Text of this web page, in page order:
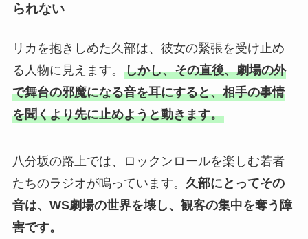
られない
リカを抱きしめた久部は、彼女の緊張を受け止め
る人物に見えます。 しかし、その直後、劇場の外
で舞台の邪魔になる音を耳にすると、相手の事情
を聞くより先に止めようと動きます。
八分坂の路上では、ロックンロールを楽しむ若者
たちのラジオが鳴っています。 久部にとってその
音は、WS劇場の世界を壊し、観客の集中を奪う障
害です。